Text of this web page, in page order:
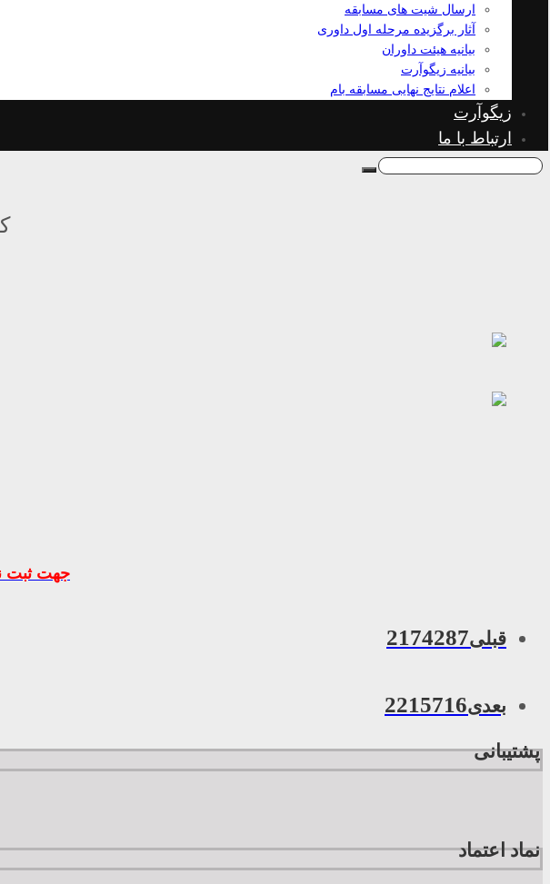
ارسال شیت های مسابقه
آثار برگزیده مرحله اول داوری
بیانیه هیئت داوران
بیانیه زیگوآرت
اعلام نتایج نهایی مسابقه بام
زیگوآرت
ارتباط با ما
جهت ثبت
قبلی2174287
بعدی2215716
پشتیبانی
نماد اعتماد